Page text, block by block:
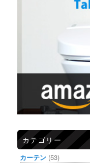
カテゴリー
カーテン (53)